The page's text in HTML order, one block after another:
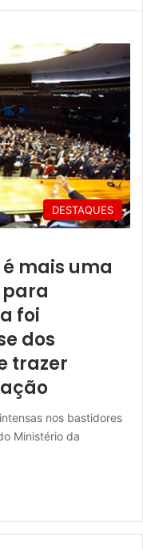
DESTAQUES
mais uma
foi
dos
trazer
nos bastidores
Ministério da